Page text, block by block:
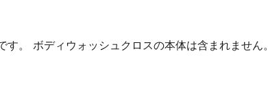
。 ボディウォッシュクロスの本体は含まれません。